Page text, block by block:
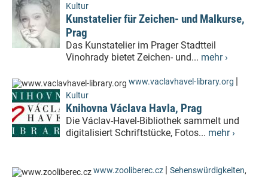
Kultur
Kunstatelier für Zeichen- und Malkurse,
Prag
Das Kunstatelier im Prager Stadtteil
Vinohrady bietet Zeichen- und... mehr ›
www.vaclavhavel-library.org |
Kultur
Knihovna Václava Havla, Prag
Die Václav-Havel-Bibliothek sammelt und
digitalisiert Schriftstücke, Fotos... mehr ›
www.zooliberec.cz | Sehenswürdigkeiten,